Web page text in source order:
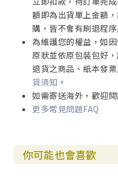
額即為出貨單上金額
購，皆不會有刷退程序
為維護您的權益，如
原狀並依原包裝包好
退貨之商品、紙本發
貨須知 。
如需寄送海外，歡迎
更多常見問題FAQ
你可能也會喜歡